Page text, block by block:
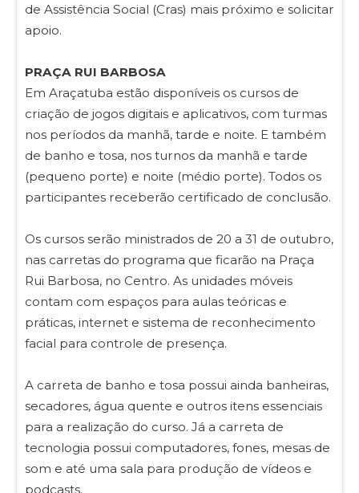
de Assistência Social (Cras) mais próximo e solicitar
apoio.
PRAÇA RUI BARBOSA
Em Araçatuba estão disponíveis os cursos de
criação de jogos digitais e aplicativos, com turmas
nos períodos da manhã, tarde e noite. E também
de banho e tosa, nos turnos da manhã e tarde
(pequeno porte) e noite (médio porte). Todos os
participantes receberão certificado de conclusão.
Os cursos serão ministrados de 20 a 31 de outubro,
nas carretas do programa que ficarão na Praça
Rui Barbosa, no Centro. As unidades móveis
contam com espaços para aulas teóricas e
práticas, internet e sistema de reconhecimento
facial para controle de presença.
A carreta de banho e tosa possui ainda banheiras,
secadores, água quente e outros itens essenciais
para a realização do curso. Já a carreta de
tecnologia possui computadores, fones, mesas de
som e até uma sala para produção de vídeos e
podcasts.